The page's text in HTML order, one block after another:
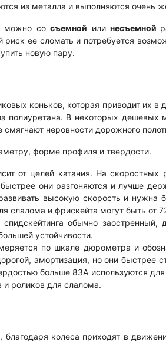
из металла и выполняются очень
можно сосъемной илинесъемной
риск ее сломать и потребуется
новую пару.
коньков, которая приводит их
полиуретана. В некоторых
смягчают неровности дорожного
форме профиля и твердости.
от целей катания. На
они разгоняются и лучше
высокую скорость и нужна
слалома и фрискейта могут быть от
спидскейтинга обычно
устойчивости.
по шкале дюрометра и
амортизация, но они быстрее
больше 83А используются
и роликов для слалома.
благодаря колеса приходят в